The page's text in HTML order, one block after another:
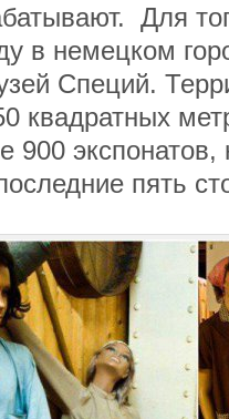
Для
в немецком
Специй.
квадратных
900
пять